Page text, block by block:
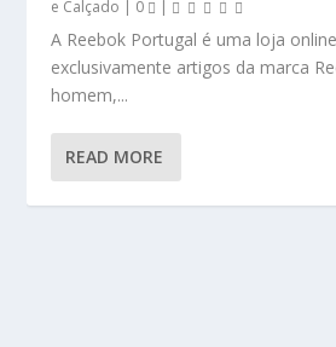
e Calçado | 0 |
A Reebok Portugal é uma loja
exclusivamente artigos da marca
homem,...
READ MORE